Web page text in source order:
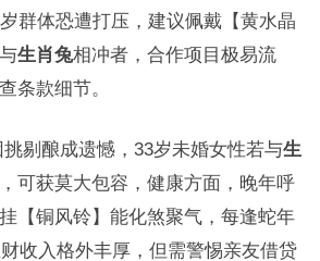
群体恐遭打压，建议佩戴【黄水晶
生肖兔相冲者，合作项目极易流
条款细节。
剔酿成遗憾，33岁未婚女性若与生
可获莫大包容，健康方面，晚年呼
【铜风铃】能化煞聚气，每逢蛇年
财收入格外丰厚，但需警惕亲友借贷